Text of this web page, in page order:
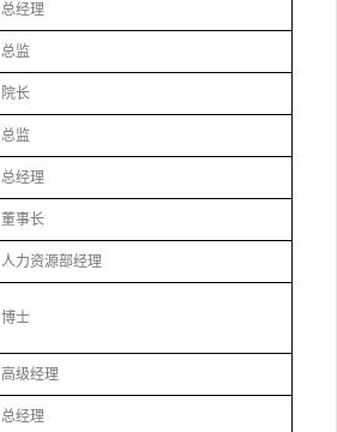
总经理
总监
院长
总监
总经理
董事长
人力资源部经理
博士
高级经理
总经理